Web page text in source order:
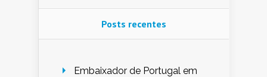
Posts recentes
Embaixador de Portugal em